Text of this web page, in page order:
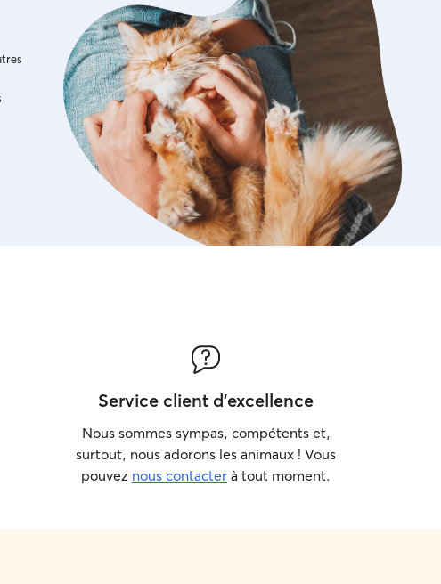
j'ai pris l'habitude de nourrir, sortir, jouer
des animaux (et nettoyer derrière eux 😅).
je peux aussi m'occuper de donner
à mes animaux lorsqu'il le faut et
plus vigilante quand à leur comportement
savoir lorsque quelque chose ne va pas !
loulou sera en toute sécurité avec moi !
Service client d'excellence
Nous sommes sympas, compétents et,
surtout, nous adorons les animaux ! Vous
pouvez nous contacter à tout moment.